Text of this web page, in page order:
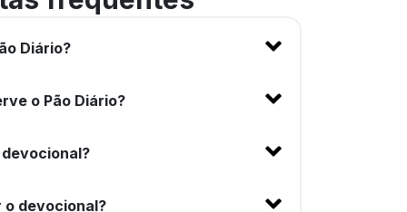
Diário?
o Pão Diário?
devocional?
o devocional?